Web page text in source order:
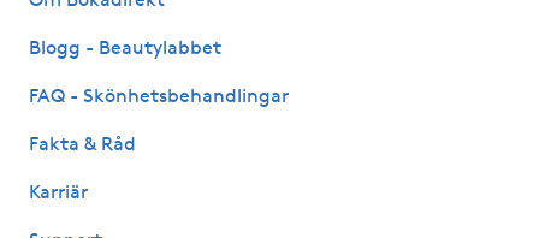
HIFU
Hollywood Peel
Blogg - Beautylabbet
FAQ - Skönhetsbehandlingar
Fakta & Råd
Karriär